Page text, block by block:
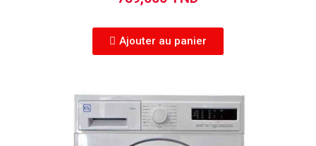
Ajouter au panier